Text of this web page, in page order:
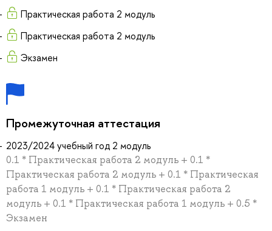
Практическая работа 2 модуль
Практическая работа 2 модуль
Экзамен
Промежуточная аттестация
2023/2024 учебный год 2 модуль
0.1 * Практическая работа 2 модуль + 0.1 *
Практическая работа 2 модуль + 0.1 * Практическая
работа 1 модуль + 0.1 * Практическая работа 2
модуль + 0.1 * Практическая работа 1 модуль + 0.5 *
Экзамен